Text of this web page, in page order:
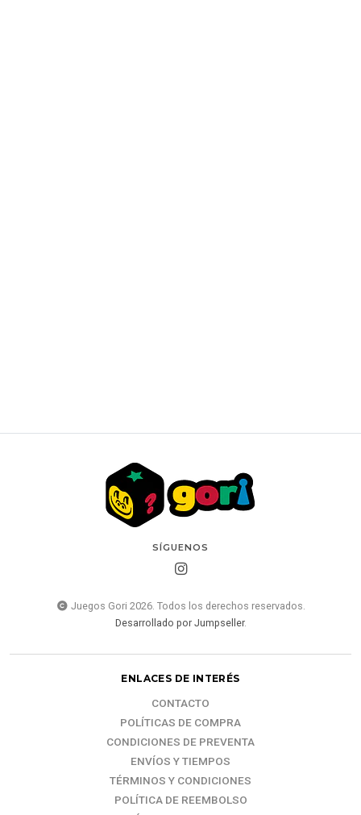
SÍGUENOS
Juegos Gori 2026. Todos los derechos reservados.
Desarrollado por Jumpseller.
ENLACES DE INTERÉS
CONTACTO
POLÍTICAS DE COMPRA
CONDICIONES DE PREVENTA
ENVÍOS Y TIEMPOS
TÉRMINOS Y CONDICIONES
POLÍTICA DE REEMBOLSO